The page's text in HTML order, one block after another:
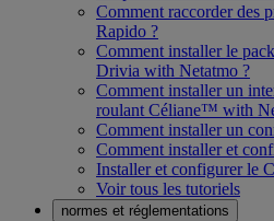
Comment raccorder des
Rapido ?
Comment installer le
Drivia with Netatmo ?
Comment installer un
roulant Céliane™ with
Comment installer un
Comment installer et
Installer et configurer le
Voir tous les tutoriels
normes et réglementations